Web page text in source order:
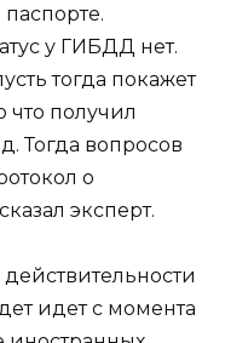
у ГИБДД нет.
тогда покажет
что получил
Тогда вопросов
о
эксперт.
действительности
идет с момента